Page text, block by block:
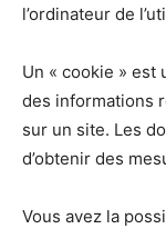
l’ordinateur de
Un « cookie »
des informations
sur un site. Les
d’obtenir des
Vous avez la